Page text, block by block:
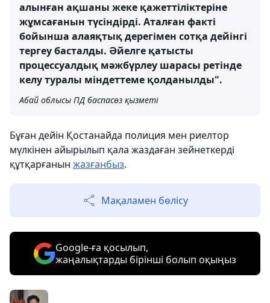
алынған ақшаны жеке қажеттіліктеріне
жұмсағанын түсіндірді. Аталған факті
бойынша алаяқтық дерегімен сотқа дейінгі
тергеу басталды. Әйелге қатысты
процессуалдық мәжбүрлеу шарасы ретінде
келу туралы міндеттеме қолданылды".
Абай облысы ПД баспасөз қызметі
Бұған дейін Қостанайда полиция мен риелтор
мүлкінен айырылып қала жаздаған зейнеткерді
құтқарғанын жазғанбыз.
Мақаламен бөлісу
Google-ға қосылып,
жаңалықтарды бірінші болып оқыңыз